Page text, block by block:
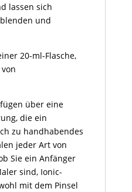
lassen sich
und
20-ml-Flasche,
über eine
die ein
zu handhabendes
jeder Art von
Sie ein Anfänger
sind, Ionic-
mit dem Pinsel